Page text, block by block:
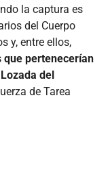
la captura es
del Cuerpo
y, entre ellos,
que pertenecerían
del
de Tarea